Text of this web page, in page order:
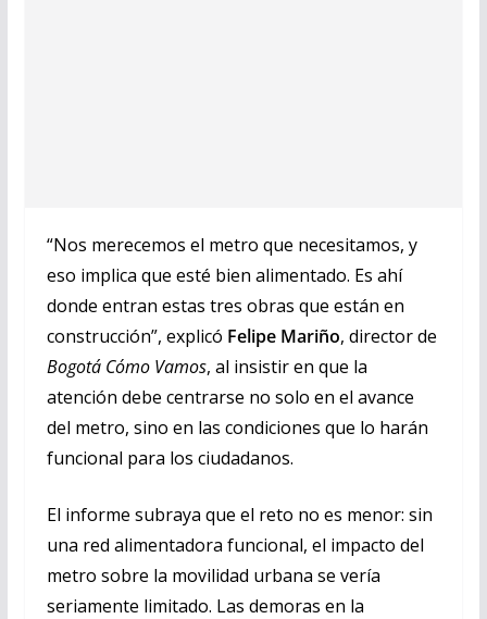
“Nos merecemos el metro que necesitamos, y
eso implica que esté bien alimentado. Es ahí
donde entran estas tres obras que están en
construcción”, explicó Felipe Mariño, director de
Bogotá Cómo Vamos, al insistir en que la
atención debe centrarse no solo en el avance
del metro, sino en las condiciones que lo harán
funcional para los ciudadanos.
El informe subraya que el reto no es menor: sin
una red alimentadora funcional, el impacto del
metro sobre la movilidad urbana se vería
seriamente limitado. Las demoras en la